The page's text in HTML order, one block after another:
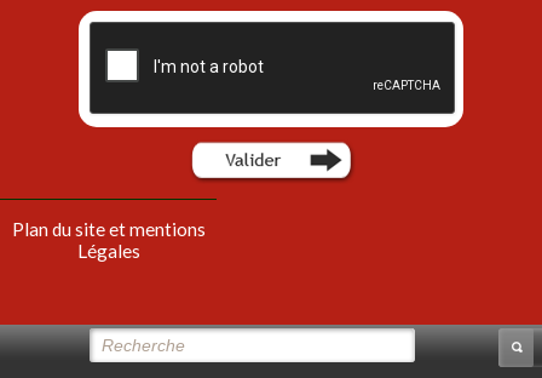
Plan du site et mentions
Légales